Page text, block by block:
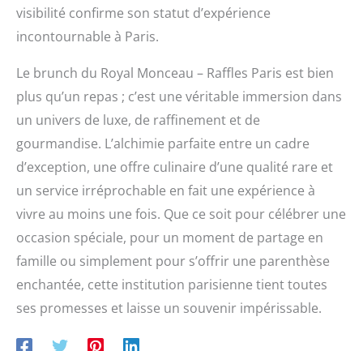
visibilité confirme son statut d’expérience
incontournable à Paris.
Le brunch du Royal Monceau – Raffles Paris est bien
plus qu’un repas ; c’est une véritable immersion dans
un univers de luxe, de raffinement et de
gourmandise. L’alchimie parfaite entre un cadre
d’exception, une offre culinaire d’une qualité rare et
un service irréprochable en fait une expérience à
vivre au moins une fois. Que ce soit pour célébrer une
occasion spéciale, pour un moment de partage en
famille ou simplement pour s’offrir une parenthèse
enchantée, cette institution parisienne tient toutes
ses promesses et laisse un souvenir impérissable.